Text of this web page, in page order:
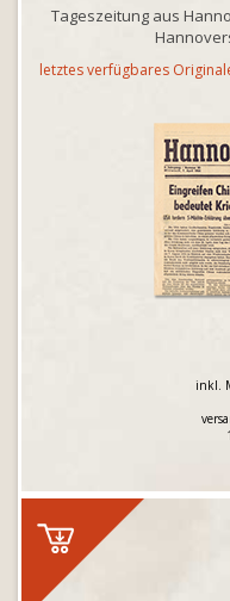
Tageszeitung aus
letztes verfügbares
inkl.